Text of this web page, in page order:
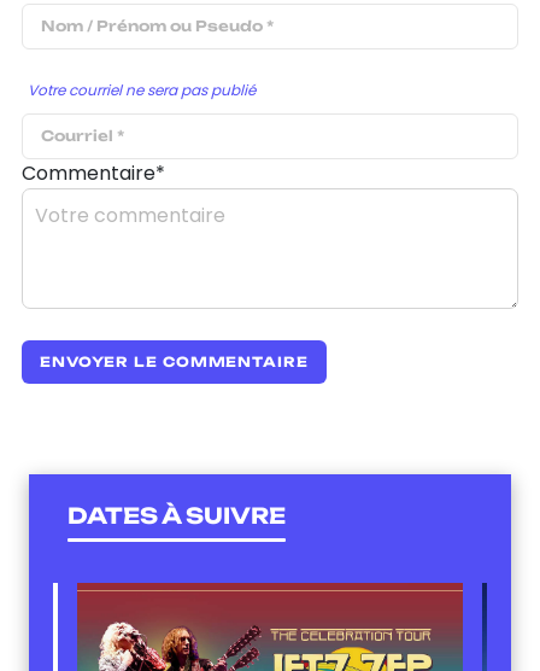
Votre courriel ne sera pas publié
Commentaire*
DATES À SUIVRE